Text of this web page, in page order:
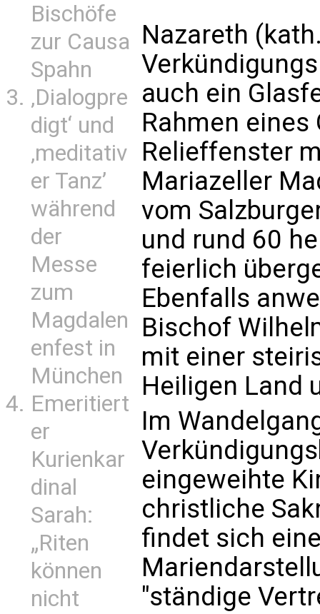
Bischöfe
zur Causa
Spahn
‚Dialogpre
digt‘ und
‚meditativ
er Tanz’
während
der
Messe
zum
Magdalen
enfest in
München
Emeritiert
er
Kurienkar
dinal
Sarah:
„Riten
können
nicht
Nazareth
auch ein
Rahmen
Relieffenster
Mariazeller
vom
und rund 60
feierlich
Ebenfalls
Bischof
mit einer
Heiligen Land
Im
eingeweihte
christliche
findet sich
"ständige